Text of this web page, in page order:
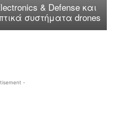
& Defense και
συστήματα drones
-